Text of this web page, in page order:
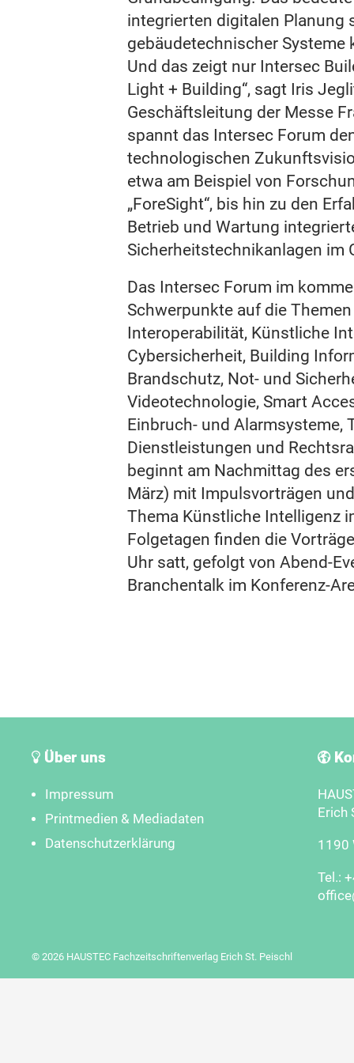
integrierten digitalen Planung
gebäudetechnischer Systeme
Und das zeigt nur Intersec
Light + Building“, sagt Iris
Geschäftsleitung der Messe
spannt das Intersec Forum
technologischen
etwa am Beispiel von
„ForeSight“, bis hin zu den
Betrieb und Wartung
Sicherheitstechnikanlagen im
Das Intersec Forum im
Schwerpunkte auf die
Interoperabilität, Künstliche
Cybersicherheit, Building
Brandschutz, Not- und
Videotechnologie, Smart
Einbruch- und Alarmsysteme,
Dienstleistungen und
beginnt am Nachmittag des
März) mit Impulsvorträgen
Thema Künstliche Intelligenz
Folgetagen finden die
Uhr satt, gefolgt von Abend-
Branchentalk im Konferenz-
Über uns
Impressum
Printmedien & Mediadaten
Datenschutzerklärung
Erich
1190
Tel.:
© 2026 HAUSTEC Fachzeitschriftenverlag Erich St. Peischl